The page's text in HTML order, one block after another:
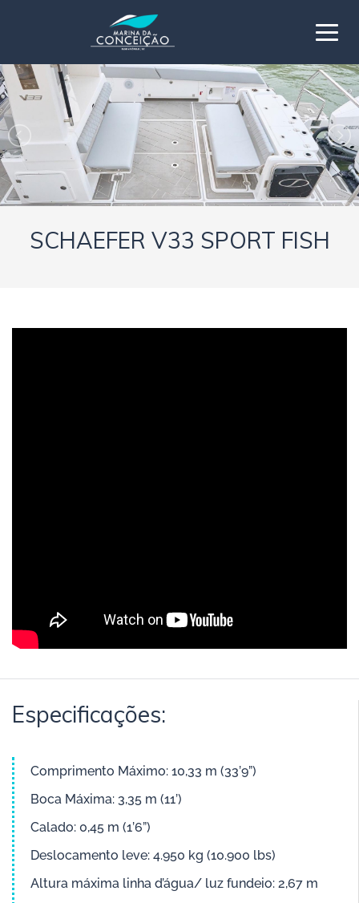
SCHAEFER V33 SPORT FISH
Especificações:
Comprimento Máximo: 10,33 m (33’9”)
Boca Máxima: 3,35 m (11’)
Calado: 0,45 m (1’6”)
Deslocamento leve: 4.950 kg (10.900 lbs)
Altura máxima linha d’água/ luz fundeio: 2,67 m